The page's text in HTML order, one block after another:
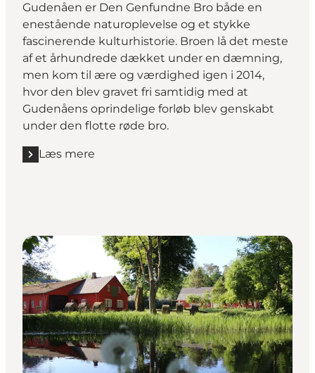
Gudenåen er Den Genfundne Bro både en
enestående naturoplevelse og et stykke
fascinerende kulturhistorie. Broen lå det meste
af et århundrede dækket under en dæmning,
men kom til ære og værdighed igen i 2014,
hvor den blev gravet fri samtidig med at
Gudenåens oprindelige forløb blev genskabt
under den flotte røde bro.
Læs mere
Læs mere "Hvad dæmningen gemte - Den